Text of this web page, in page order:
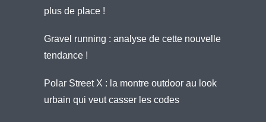
plus de place !
Gravel running : analyse de cette nouvelle
tendance !
Polar Street X : la montre outdoor au look
urbain qui veut casser les codes